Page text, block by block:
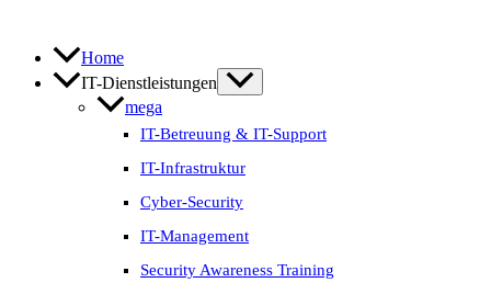
springen
Home
IT-Dienstleistungen
mega
IT-Betreuung & IT-Support
IT-Infrastruktur
Cyber-Security
IT-Management
Security Awareness Training